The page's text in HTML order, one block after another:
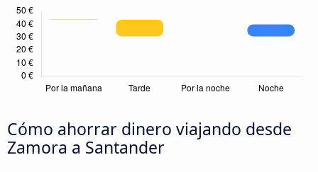
Cómo ahorrar dinero viajando desde
Zamora a Santander